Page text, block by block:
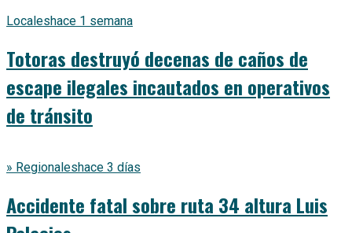
Localeshace 1 semana
Totoras destruyó decenas de caños de
escape ilegales incautados en operativos
de tránsito
» Regionaleshace 3 días
Accidente fatal sobre ruta 34 altura Luis